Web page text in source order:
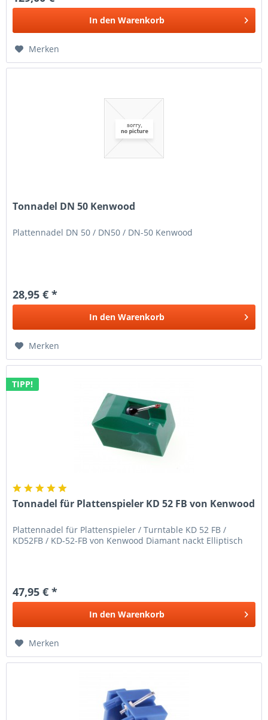
In den Warenkorb
Merken
Tonnadel DN 50 Kenwood
Plattennadel DN 50 / DN50 / DN-50 Kenwood
28,95 € *
In den Warenkorb
Merken
TIPP!
Tonnadel für Plattenspieler KD 52 FB von Kenwood
Plattennadel für Plattenspieler / Turntable KD 52 FB /
KD52FB / KD-52-FB von Kenwood Diamant nackt Elliptisch
47,95 € *
In den Warenkorb
Merken